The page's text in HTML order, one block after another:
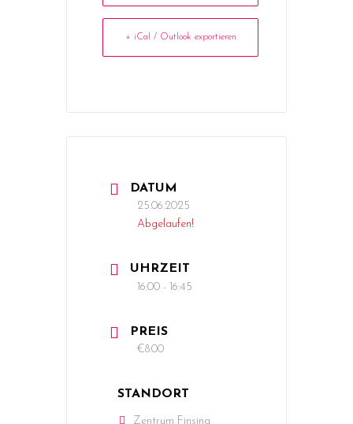
+ iCal / Outlook exportieren
DATUM
25.06.2025
Abgelaufen!
UHRZEIT
16:00 - 16:45
PREIS
€8.00
STANDORT
Zentrum Finsing